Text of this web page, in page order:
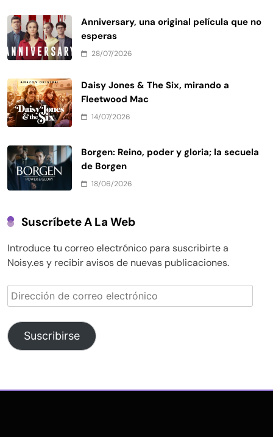
Anniversary, una original película que no
esperas
28/07/2026
Daisy Jones & The Six, mirando a
Fleetwood Mac
14/07/2026
Borgen: Reino, poder y gloria; la secuela
de Borgen
18/06/2026
Suscríbete A La Web
Introduce tu correo electrónico para suscribirte a
Noisy.es y recibir avisos de nuevas publicaciones.
Dirección
de
correo
electrónico
Suscribirse